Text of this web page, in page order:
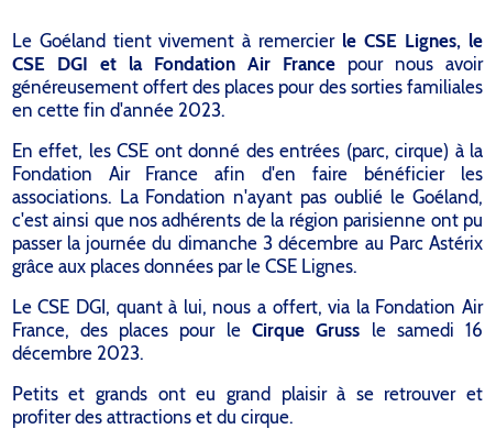
Le Goéland tient vivement à remercier le CSE Lignes, le
CSE DGI et la Fondation Air Francepour nous avoir
généreusement offert des places pour des sorties familiales
en cette fin d'année 2023.
En effet, les CSE ont donné des entrées (parc, cirque) à la
Fondation Air France afin d'en faire bénéficier les
associations. La Fondation n'ayant pas oublié le Goéland,
c'est ainsi que nos adhérents de la région parisienne ont pu
passer la journée du dimanche 3 décembre au Parc Astérix
grâce aux places données par le CSE Lignes.
Le CSE DGI, quant à lui, nous a offert, via la Fondation Air
France, des places pour leCirque Gruss le samedi 16
décembre 2023.
Petits et grands ont eu grand plaisir à se retrouver et
profiter des attractions et du cirque.